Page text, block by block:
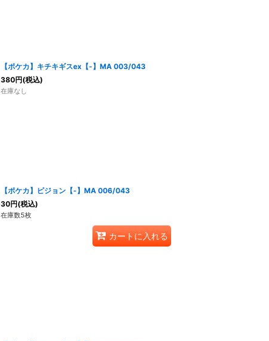
【ポケカ】キチキギスex【-】MA 003/043
380円(税込)
在庫なし
【ポケカ】ピジョン【-】MA 006/043
30円(税込)
在庫数5枚
カートに入れる